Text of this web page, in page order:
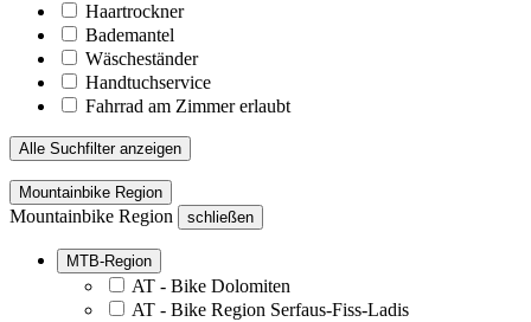
Haartrockner
Bademantel
Wäscheständer
Handtuchservice
Fahrrad am Zimmer erlaubt
Alle Suchfilter anzeigen
Mountainbike Region
Mountainbike Region schließen
MTB-Region
AT - Bike Dolomiten
AT - Bike Region Serfaus-Fiss-Ladis